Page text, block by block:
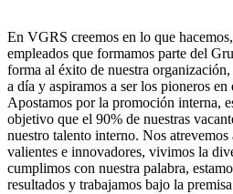
En VGRS creemos en lo que
empleados que formamos parte del
forma al éxito de nuestra
a día y aspiramos a ser los pioneros
Apostamos por la promoción interna,
objetivo que el 90% de nuestras
nuestro talento interno. Nos atrevemos
valientes e innovadores, vivimos la
cumplimos con nuestra palabra,
resultados y trabajamos bajo la